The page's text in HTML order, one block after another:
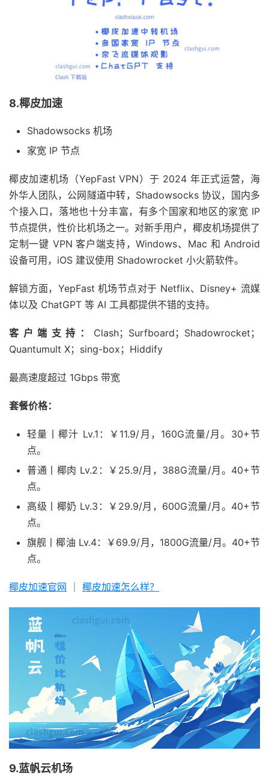
8.椰皮加速
Shadowsocks 机场
家宽 IP 节点
椰皮加速机场（YepFast VPN）于 2024 年正式运营，海
外华人团队，公网隧道中转，Shadowsocks 协议，国内多
个接入口，落地也十分丰富，有多个国家和地区的家宽 IP
节点提供，性价比机场之一。对新手用户，椰皮机场提供了
定制一键 VPN 客户端支持，Windows、Mac 和 Android
设备可用，iOS 建议使用 Shadowrocket 小火箭软件。
解锁方面，YepFast 机场节点对于 Netflix、Disney+ 流媒
体以及 ChatGPT 等 AI 工具都提供不错的支持。
客户端支持： Clash；Surfboard；Shadowrocket；
Quantumult X；sing-box；Hiddify
最高速度超过 1Gbps 带宽
套餐价格：
轻量丨椰汁 Lv.1：￥11.9/月，160G流量/月。30+节
点。
普通丨椰肉 Lv.2：￥25.9/月，388G流量/月。40+节
点。
高级丨椰奶 Lv.3：￥29.9/月，600G流量/月。40+节
点。
旗舰丨椰油 Lv.4：￥69.9/月，1800G流量/月。40+节
点。
椰皮加速官网 椰皮加速怎么样？
9.蓝帆云机场